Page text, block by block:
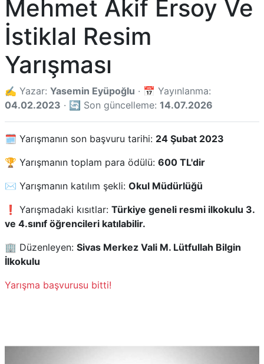
Mehmet Akif Ersoy Ve
İstiklal Resim
Yarışması
✍️ Yazar: Yasemin Eyüpoğlu · 📅 Yayınlanma:
04.02.2023 · 🔄 Son güncelleme: 14.07.2026
🗓️ Yarışmanın son başvuru tarihi: 24 Şubat 2023
🏆 Yarışmanın toplam para ödülü: 600 TL'dir
✉️ Yarışmanın katılım şekli: Okul Müdürlüğü
❗ Yarışmadaki kısıtlar: Türkiye geneli resmi ilkokulu 3.
ve 4.sınıf öğrencileri katılabilir.
🏢 Düzenleyen: Sivas Merkez Vali M. Lütfullah Bilgin
İlkokulu
Yarışma başvurusu bitti!